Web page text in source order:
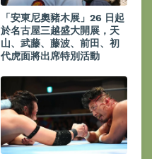
「安東尼奧豬木展」26 日起
於名古屋三越盛大開展，天
山、武藤、藤波、前田、初
代虎面將出席特別活動